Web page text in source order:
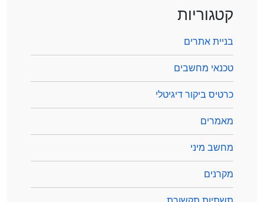
קטגוריות
בניית אתרים
טכנאי מחשבים
כרטיס ביקור דיגיטלי
מאמרים
מחשב מיני
מקרנים